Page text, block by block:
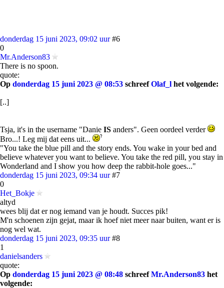
donderdag 15 juni 2023, 09:02 uur #6
0
Mr.Anderson83
There is no spoon.
quote:
Op donderdag 15 juni 2023 @ 08:53 schreefOlaf_l het volgende:
[..]
Tsja, it's in the username "Danie IS anders". Geen oordeel verder
Bro...! Leg mij dat eens uit...
"You take the blue pill and the story ends. You wake in your bed and
believe whatever you want to believe. You take the red pill, you stay in
Wonderland and I show you how deep the rabbit-hole goes..."
donderdag 15 juni 2023, 09:34 uur #7
0
Het_Bokje
altyd
wees blij dat er nog iemand van je houdt. Succes pik!
M'n schoenen zijn gejat, maar ik hoef niet meer naar buiten, want er is
nog wel wat.
donderdag 15 juni 2023, 09:35 uur #8
1
danielsanders
quote:
Op donderdag 15 juni 2023 @ 08:48 schreefMr.Anderson83 het
volgende: